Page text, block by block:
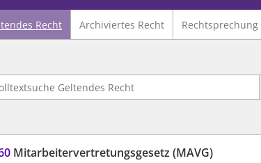
Recht Archiviertes Recht Rechtsprechung
Geltendes Recht
Mitarbeitervertretungsgesetz (MAVG)